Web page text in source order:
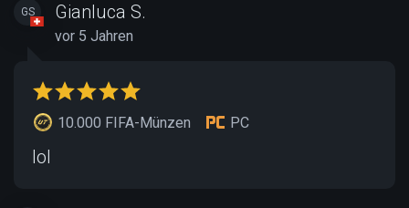
GS Gianluca S.
vor 5 Jahren
10.000 FIFA-Münzen PC
lol